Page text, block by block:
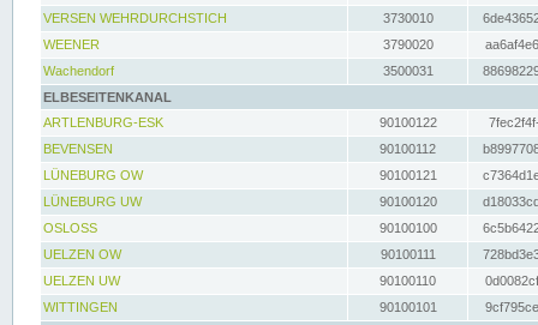
VERSEN WEHRDURCHSTICH
3730010
WEENER
3790020
Wachendorf
3500031
ELBESEITENKANAL
ARTLENBURG-ESK
90100122
BEVENSEN
90100112
LÜNEBURG OW
90100121
LÜNEBURG UW
90100120
OSLOSS
90100100
UELZEN OW
90100111
UELZEN UW
90100110
WITTINGEN
90100101